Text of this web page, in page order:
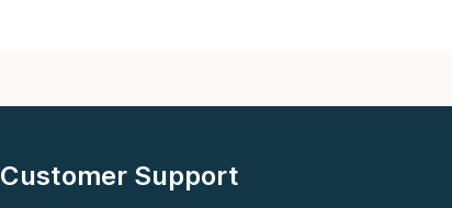
Customer Support